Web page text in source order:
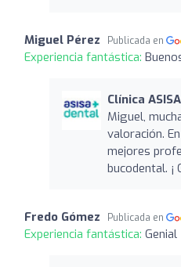
Miguel Pérez Publicada en
Experiencia fantástica:
Clínica
Miguel,
valoración.
mejores
bucodental. ¡
Fredo Gómez Publicada en
Experiencia fantástica: Genial